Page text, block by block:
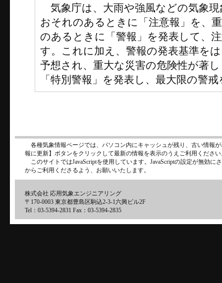
気象庁は、大雨や強風などの気象
おそれのあるときに「注意報」を、
のあるときに「警報」を発表して、
す。これに加え、警報の発表基準を
予想され、重大な災害の危険性が著
「特別警報」を発表し、最大限の警
各種気象情報ページでは、パソコン内にキャッシュが残り、古い情報
報に更新】ボタンをクリックして最新の情報を表示のうえご利用くださ
このサイトではJavaScriptを使用しています。JavaScriptの設定が無効
からご利用くださるよう、お願いいたします。
株式会社 応用気象エンジニアリング
〒170-0003 東京都豊島区駒込2-3-1六興ビル2F
Tel：03-5394-2831 Fax：03-5394-2835